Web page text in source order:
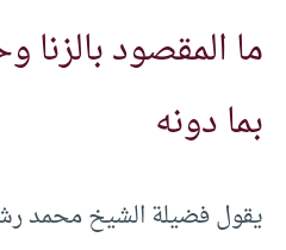
ما المقصود بالزنا
بما دونه
يقول فضيلة الشيخ محمد